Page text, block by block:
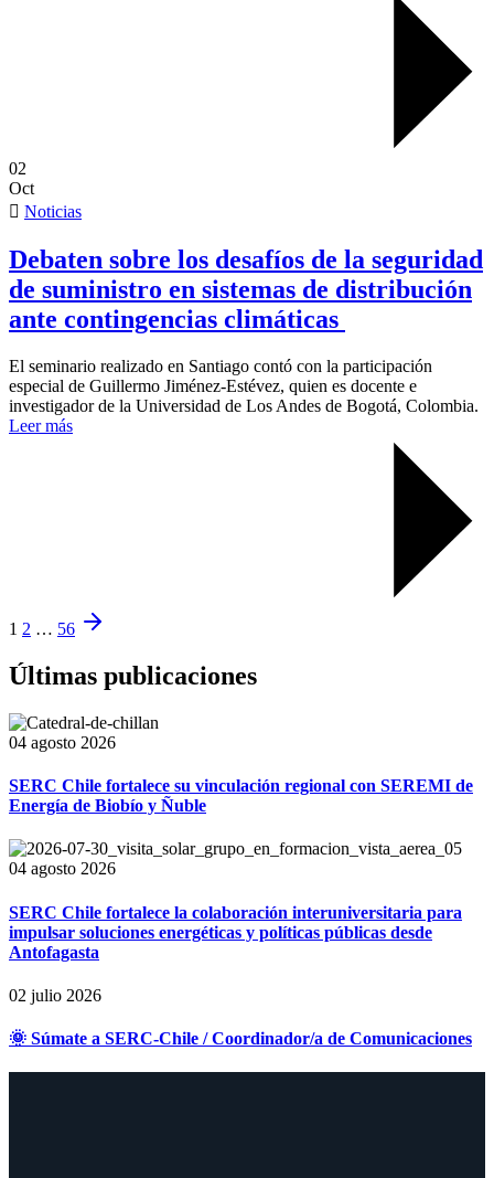
02
Oct
Noticias
Debaten sobre los desafíos de la seguridad
de suministro en sistemas de distribución
ante contingencias climáticas
El seminario realizado en Santiago contó con la participación
especial de Guillermo Jiménez-Estévez, quien es docente e
investigador de la Universidad de Los Andes de Bogotá, Colombia.
Leer más
1 2 … 56
Últimas publicaciones
04 agosto 2026
SERC Chile fortalece su vinculación regional con SEREMI de
Energía de Biobío y Ñuble
04 agosto 2026
SERC Chile fortalece la colaboración interuniversitaria para
impulsar soluciones energéticas y políticas públicas desde
Antofagasta
02 julio 2026
🌞 Súmate a SERC-Chile / Coordinador/a de Comunicaciones